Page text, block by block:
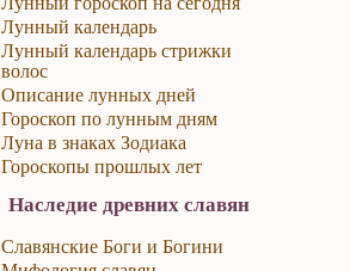
Лунный календарь
Лунный календарь стрижки
волос
Описание лунных дней
Гороскоп по лунным дням
Луна в знаках Зодиака
Гороскопы прошлых лет
Наследие древних славян
Славянские Боги и Богини